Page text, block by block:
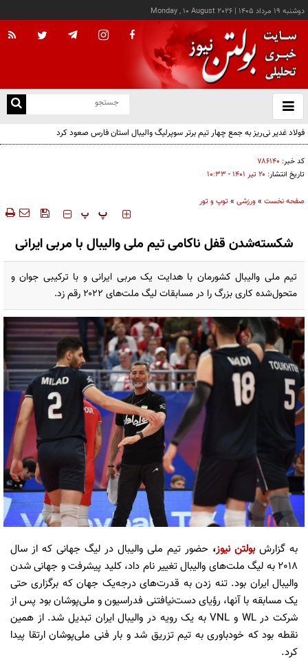
دوشنبه ۱۹ مرداد ۱۴۰۵ |
Monday , 10 August 2026
باز
و
فولاد غدیر نی‌ریز به جمع چهار تیم برتر سوپرلیگ والیبال استان فارس صعود کرد
کد خبر: ۷۸۶۱۴۰
تاریخ انتشار: ۲۰ تير ۱۴۰۱ - ۱۰:۳۳
صفحه نخست »ورزشی »توپ و تور
‍‍‍ پ پ
شکسته‌شدن قفل ناکامی تیم ملی والیبال با مربی ایرانی
تیم ملی والیبال کشورمان با هدایت یک مربی ایرانی و با ترکیبی جوان و
متحول‌شده‌ کاری بزرگ را در مسابقات لیگ ملت‌های ۲۰۲۲ رقم زد.
به گزارشبولتن نیوز، حضور تیم ملی والیبال در لیگ جهانی که از سال
2018 به لیگ ملت‌های والیبال تغییر نام داد، کلید پیشرفت و جهانی شدن
والیبال ایران بود. تنه زدن به قدرت‌های درجه‌یک جهان که برگزاری حتی
یک مسابقه با آنها، رؤیای دست‌نیافتنی فدراسیون و ملی‌پوشان بود پس از
شرکت در WL و VNL به یک رویه در والیبال ایران تبدیل شد. از همین
نقطه بود که خودباوری به تیم تزریق شد و بار فنی ملی‌پوشان ارتقا پیدا
کرد.